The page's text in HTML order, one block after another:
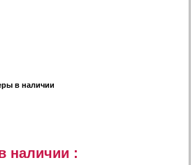
в наличии
наличии :